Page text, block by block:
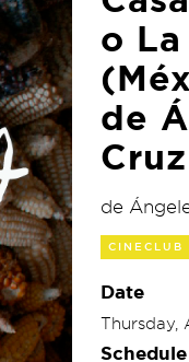
o
de
Cruz
de
CINECLUB
Date
Thursday,
Schedule